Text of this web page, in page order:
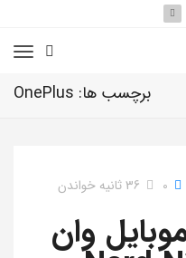
برچسب ها: OnePlus
0 36 ثانیه خواندن
وان